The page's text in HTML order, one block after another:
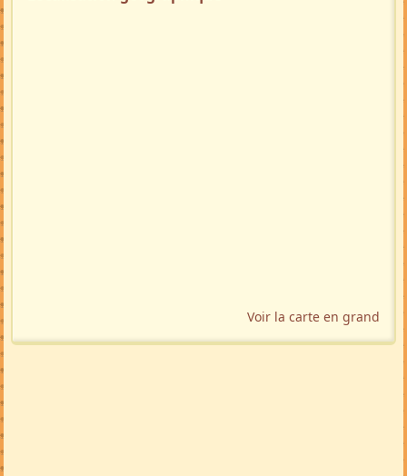
Voir la carte en grand